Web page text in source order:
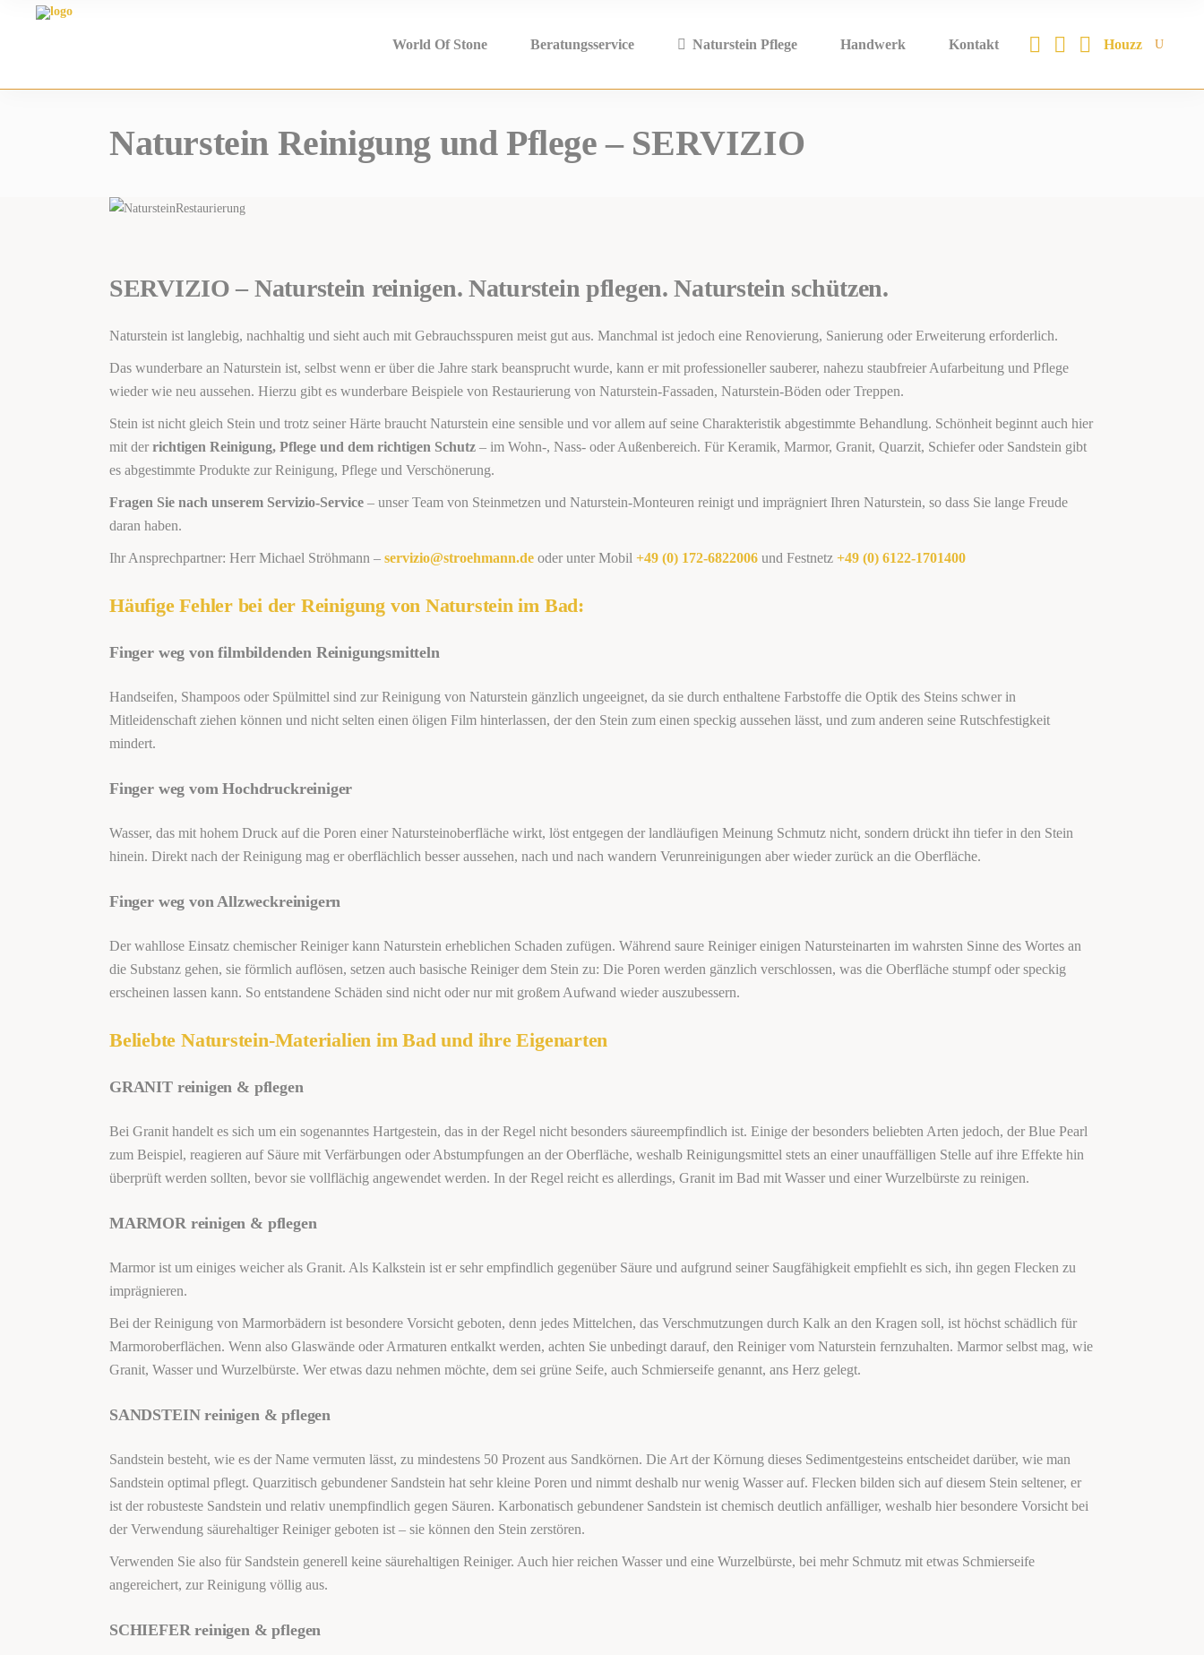
World Of Stone Beratungsservice Naturstein Pflege Handwerk Kontakt Houzz
Naturstein Reinigung und Pflege – SERVIZIO
SERVIZIO – Naturstein reinigen. Naturstein pflegen. Naturstein schützen.
Naturstein ist langlebig, nachhaltig und sieht auch mit Gebrauchsspuren meist gut aus. Manchmal ist jedoch eine Renovierung, Sanierung oder Erweiterung erforderlich.
Das wunderbare an Naturstein ist, selbst wenn er über die Jahre stark beansprucht wurde, kann er mit professioneller sauberer, nahezu staubfreier Aufarbeitung und Pflege
wieder wie neu aussehen. Hierzu gibt es wunderbare Beispiele von Restaurierung von Naturstein-Fassaden, Naturstein-Böden oder Treppen.
Stein ist nicht gleich Stein und trotz seiner Härte braucht Naturstein eine sensible und vor allem auf seine Charakteristik abgestimmte Behandlung. Schönheit beginnt auch hier
mit der richtigen Reinigung, Pflege und dem richtigen Schutz – im Wohn-, Nass- oder Außenbereich. Für Keramik, Marmor, Granit, Quarzit, Schiefer oder Sandstein gibt
es abgestimmte Produkte zur Reinigung, Pflege und Verschönerung.
Fragen Sie nach unserem Servizio-Service – unser Team von Steinmetzen und Naturstein-Monteuren reinigt und imprägniert Ihren Naturstein, so dass Sie lange Freude
daran haben.
Ihr Ansprechpartner: Herr Michael Ströhmann – servizio@stroehmann.de oder unter Mobil +49 (0) 172-6822006 und Festnetz +49 (0) 6122-1701400
Häufige Fehler bei der Reinigung von Naturstein im Bad:
Finger weg von filmbildenden Reinigungsmitteln
Handseifen, Shampoos oder Spülmittel sind zur Reinigung von Naturstein gänzlich ungeeignet, da sie durch enthaltene Farbstoffe die Optik des Steins schwer in
Mitleidenschaft ziehen können und nicht selten einen öligen Film hinterlassen, der den Stein zum einen speckig aussehen lässt, und zum anderen seine Rutschfestigkeit
mindert.
Finger weg vom Hochdruckreiniger
Wasser, das mit hohem Druck auf die Poren einer Natursteinoberfläche wirkt, löst entgegen der landläufigen Meinung Schmutz nicht, sondern drückt ihn tiefer in den Stein
hinein. Direkt nach der Reinigung mag er oberflächlich besser aussehen, nach und nach wandern Verunreinigungen aber wieder zurück an die Oberfläche.
Finger weg von Allzweckreinigern
Der wahllose Einsatz chemischer Reiniger kann Naturstein erheblichen Schaden zufügen. Während saure Reiniger einigen Natursteinarten im wahrsten Sinne des Wortes an
die Substanz gehen, sie förmlich auflösen, setzen auch basische Reiniger dem Stein zu: Die Poren werden gänzlich verschlossen, was die Oberfläche stumpf oder speckig
erscheinen lassen kann. So entstandene Schäden sind nicht oder nur mit großem Aufwand wieder auszubessern.
Beliebte Naturstein-Materialien im Bad und ihre Eigenarten
GRANIT reinigen & pflegen
Bei Granit handelt es sich um ein sogenanntes Hartgestein, das in der Regel nicht besonders säureempfindlich ist. Einige der besonders beliebten Arten jedoch, der Blue Pearl
zum Beispiel, reagieren auf Säure mit Verfärbungen oder Abstumpfungen an der Oberfläche, weshalb Reinigungsmittel stets an einer unauffälligen Stelle auf ihre Effekte hin
überprüft werden sollten, bevor sie vollflächig angewendet werden. In der Regel reicht es allerdings, Granit im Bad mit Wasser und einer Wurzelbürste zu reinigen.
MARMOR reinigen & pflegen
Marmor ist um einiges weicher als Granit. Als Kalkstein ist er sehr empfindlich gegenüber Säure und aufgrund seiner Saugfähigkeit empfiehlt es sich, ihn gegen Flecken zu
imprägnieren.
Bei der Reinigung von Marmorbädern ist besondere Vorsicht geboten, denn jedes Mittelchen, das Verschmutzungen durch Kalk an den Kragen soll, ist höchst schädlich für
Marmoroberflächen. Wenn also Glaswände oder Armaturen entkalkt werden, achten Sie unbedingt darauf, den Reiniger vom Naturstein fernzuhalten. Marmor selbst mag, wie
Granit, Wasser und Wurzelbürste. Wer etwas dazu nehmen möchte, dem sei grüne Seife, auch Schmierseife genannt, ans Herz gelegt.
SANDSTEIN reinigen & pflegen
Sandstein besteht, wie es der Name vermuten lässt, zu mindestens 50 Prozent aus Sandkörnen. Die Art der Körnung dieses Sedimentgesteins entscheidet darüber, wie man
Sandstein optimal pflegt. Quarzitisch gebundener Sandstein hat sehr kleine Poren und nimmt deshalb nur wenig Wasser auf. Flecken bilden sich auf diesem Stein seltener, er
ist der robusteste Sandstein und relativ unempfindlich gegen Säuren. Karbonatisch gebundener Sandstein ist chemisch deutlich anfälliger, weshalb hier besondere Vorsicht bei
der Verwendung säurehaltiger Reiniger geboten ist – sie können den Stein zerstören.
Verwenden Sie also für Sandstein generell keine säurehaltigen Reiniger. Auch hier reichen Wasser und eine Wurzelbürste, bei mehr Schmutz mit etwas Schmierseife
angereichert, zur Reinigung völlig aus.
SCHIEFER reinigen & pflegen